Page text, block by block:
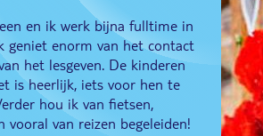
en ik werk bijna fulltime in
geniet enorm van het contact
het lesgeven. De kinderen
is heerlijk, iets voor hen te
hou ik van fietsen,
vooral van reizen begeleiden!